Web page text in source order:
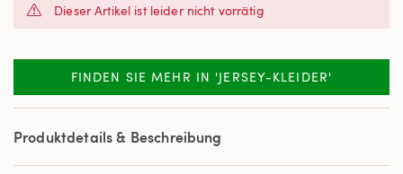
Sternen,
Bewertung.
Reviews.
Link
derselben
Dieser Artikel ist leider nicht vorrätig
FINDEN SIE MEHR IN 'JERSEY-KLEIDER'
Produktdetails & Beschreibung